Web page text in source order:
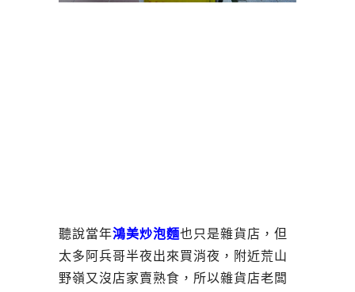
聽說當年鴻美炒泡麵也只是雜貨店，但
太多阿兵哥半夜出來買消夜，附近荒山
野嶺又沒店家賣熟食，所以雜貨店老闆